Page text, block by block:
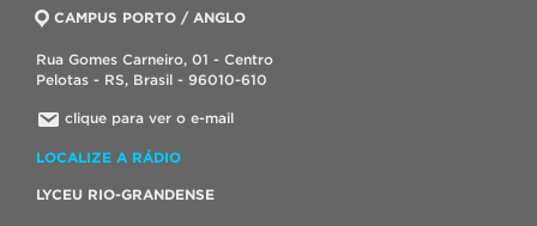
CAMPUS PORTO / ANGLO
Rua Gomes Carneiro, 01 - Centro
Pelotas - RS, Brasil - 96010-610
clique para ver o e-mail
LOCALIZE A RÁDIO
LYCEU RIO-GRANDENSE